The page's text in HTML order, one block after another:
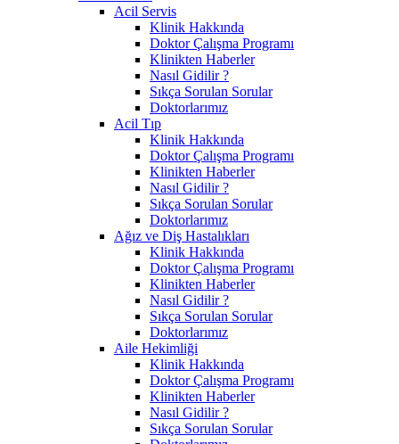
Acil Servis
Klinik Hakkında
Doktor Çalışma Programı
Klinikten Haberler
Nasıl Gidilir ?
Sıkça Sorulan Sorular
Doktorlarımız
Acil Tıp
Klinik Hakkında
Doktor Çalışma Programı
Klinikten Haberler
Nasıl Gidilir ?
Sıkça Sorulan Sorular
Doktorlarımız
Ağız ve Diş Hastalıkları
Klinik Hakkında
Doktor Çalışma Programı
Klinikten Haberler
Nasıl Gidilir ?
Sıkça Sorulan Sorular
Doktorlarımız
Aile Hekimliği
Klinik Hakkında
Doktor Çalışma Programı
Klinikten Haberler
Nasıl Gidilir ?
Sıkça Sorulan Sorular